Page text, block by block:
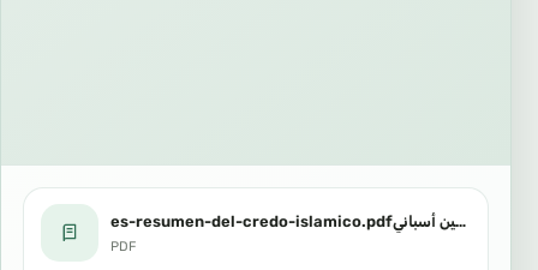
es-resumen-del-credo-islamico.pdfالإيمان للعثيمين أسباني.pdf
PDF